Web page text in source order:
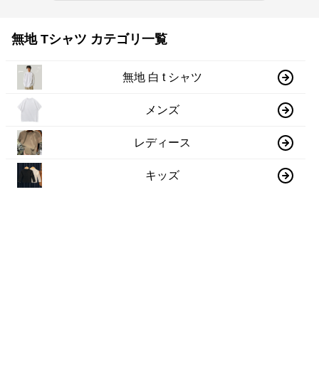
無地 Tシャツ カテゴリ一覧
無地 白 t シャツ
メンズ
レディース
キッズ